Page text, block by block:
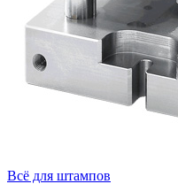
Всё для штампов